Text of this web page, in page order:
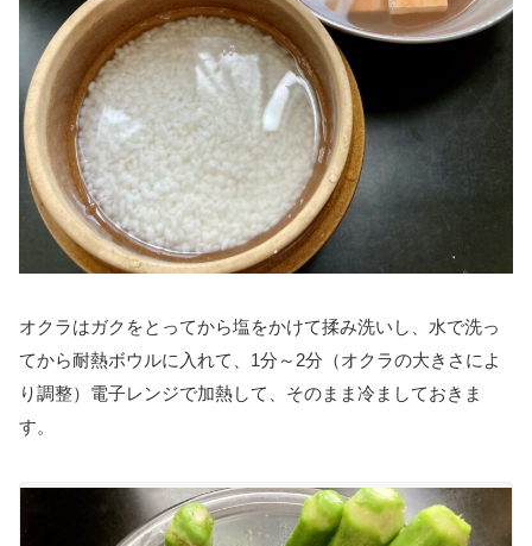
オクラはガクをとってから塩をかけて揉み洗いし、水で洗っ
てから耐熱ボウルに入れて、1分～2分（オクラの大きさによ
り調整）電子レンジで加熱して、そのまま冷ましておきま
す。